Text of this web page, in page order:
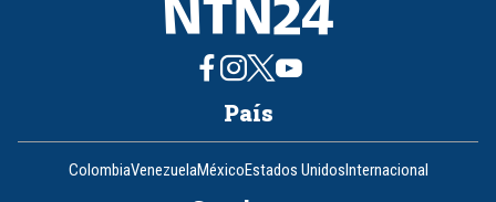
País
ColombiaVenezuelaMéxicoEstados UnidosInternacional